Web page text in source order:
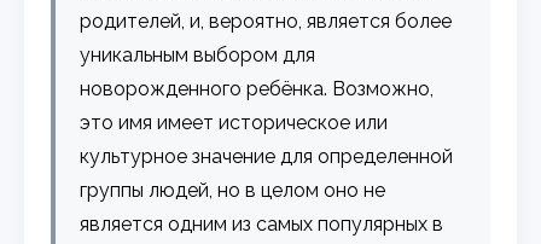
родителей, и, вероятно, является более
уникальным выбором для
новорожденного ребёнка. Возможно,
это имя имеет историческое или
культурное значение для определенной
группы людей, но в целом оно не
является одним из самых популярных в